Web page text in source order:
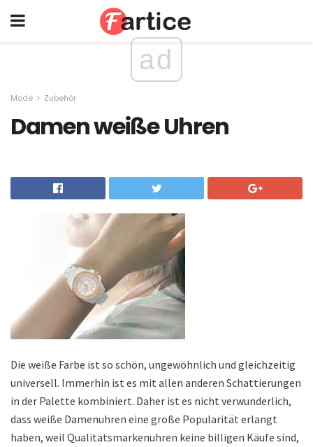
ad
Mode Zubehör
Damen weiße Uhren
Die weiße Farbe ist so schön, ungewöhnlich und gleichzeitig
universell. Immerhin ist es mit allen anderen Schattierungen
in der Palette kombiniert. Daher ist es nicht verwunderlich,
dass weiße Damenuhren eine große Popularität erlangt
haben, weil Qualitätsmarkenuhren keine billigen Käufe sind,